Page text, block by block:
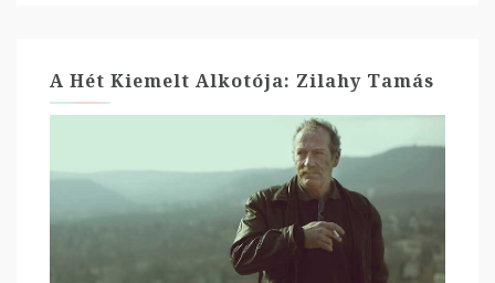
A Hét Kiemelt Alkotója: Zilahy Tamás